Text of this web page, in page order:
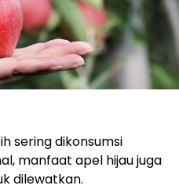
sering dikonsumsi
manfaat apel hijau juga
dilewatkan.